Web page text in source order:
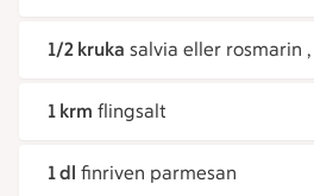
1/2 kruka salvia eller rosmarin
1 krm flingsalt
1 dl finriven parmesan